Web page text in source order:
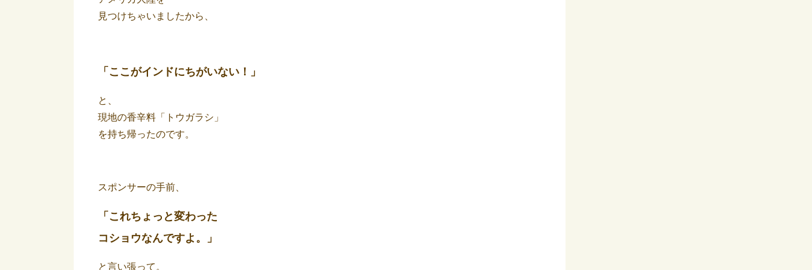
見つけちゃいましたから、
「ここがインドにちがいない！」
と、
現地の香辛料「トウガラシ」
を持ち帰ったのです。
スポンサーの手前、
「これちょっと変わった
コショウなんですよ。」
と言い張って。